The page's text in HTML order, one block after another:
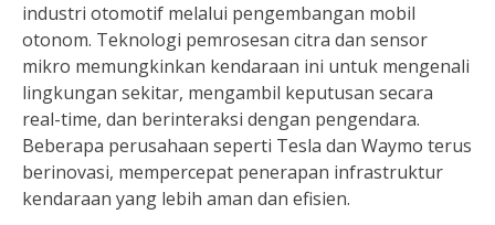
industri otomotif melalui pengembangan mobil
otonom. Teknologi pemrosesan citra dan sensor
mikro memungkinkan kendaraan ini untuk mengenali
lingkungan sekitar, mengambil keputusan secara
real-time, dan berinteraksi dengan pengendara.
Beberapa perusahaan seperti Tesla dan Waymo terus
berinovasi, mempercepat penerapan infrastruktur
kendaraan yang lebih aman dan efisien.